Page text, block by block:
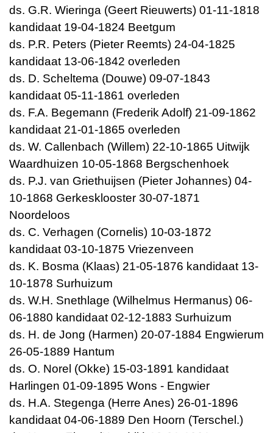
ds. G.R. Wieringa (Geert Rieuwerts) 01-11-1818
kandidaat 19-04-1824 Beetgum
ds. P.R. Peters (Pieter Reemts) 24-04-1825
kandidaat 13-06-1842 overleden
ds. D. Scheltema (Douwe) 09-07-1843
kandidaat 05-11-1861 overleden
ds. F.A. Begemann (Frederik Adolf) 21-09-1862
kandidaat 21-01-1865 overleden
ds. W. Callenbach (Willem) 22-10-1865 Uitwijk
Waardhuizen 10-05-1868 Bergschenhoek
ds. P.J. van Griethuijsen (Pieter Johannes) 04-
10-1868 Gerkesklooster 30-07-1871
Noordeloos
ds. C. Verhagen (Cornelis) 10-03-1872
kandidaat 03-10-1875 Vriezenveen
ds. K. Bosma (Klaas) 21-05-1876 kandidaat 13-
10-1878 Surhuizum
ds. W.H. Snethlage (Wilhelmus Hermanus) 06-
06-1880 kandidaat 02-12-1883 Surhuizum
ds. H. de Jong (Harmen) 20-07-1884 Engwierum
26-05-1889 Hantum
ds. O. Norel (Okke) 15-03-1891 kandidaat
Harlingen 01-09-1895 Wons - Engwier
ds. H.A. Stegenga (Herre Anes) 26-01-1896
kandidaat 04-06-1889 Den Hoorn (Terschel.)